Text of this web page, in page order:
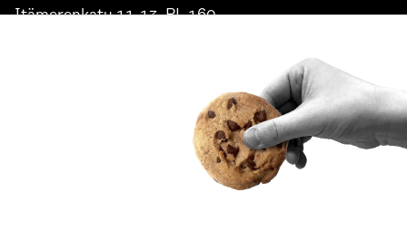
Itämerenkatu 11-13, PL 160,